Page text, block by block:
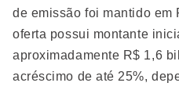
de emissão foi mantido em
oferta possui montante
aproximadamente R$ 1,6
acréscimo de até 25%,